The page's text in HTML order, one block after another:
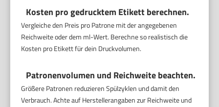
Kosten pro gedrucktem Etikett berechnen.
Vergleiche den Preis pro Patrone mit der angegebenen
Reichweite oder dem ml-Wert. Berechne so realistisch die
Kosten pro Etikett für dein Druckvolumen.
Patronenvolumen und Reichweite beachten.
Größere Patronen reduzieren Spülzyklen und damit den
Verbrauch. Achte auf Herstellerangaben zur Reichweite und